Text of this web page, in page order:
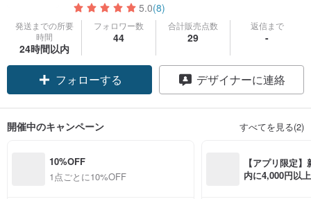
5.0(8)
発送までの所要
時間
24時間以内
フォロワー数
44
合計販売点数
29
返信まで
-
クーポン取得
フォローする
デザイナーに連絡
開催中のキャンペーン すべてを見る(2)
10%OFF
1点ごとに10%OFF
【アプリ限定
内に4,000円以